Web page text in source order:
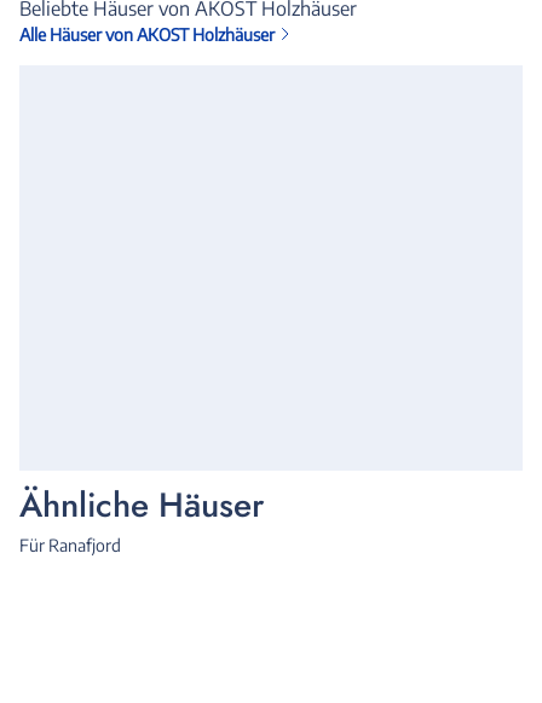
Beliebte Häuser von AKOST Holzhäuser
Alle Häuser von AKOST Holzhäuser
Ähnliche Häuser
Für Ranafjord